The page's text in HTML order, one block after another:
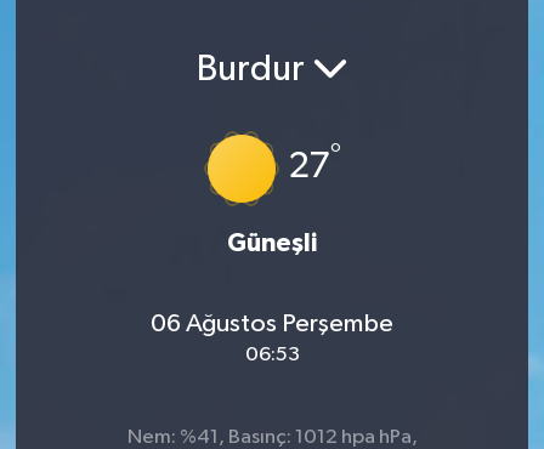
Burdur
27°
Güneşli
06 Ağustos Perşembe
06:53
Nem: %41, Basınç: 1012 hpa hPa,